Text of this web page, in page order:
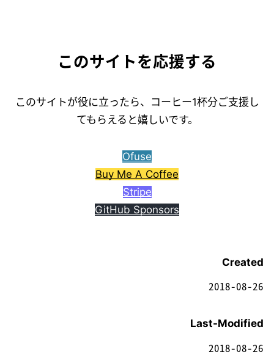
このサイトを応援する
このサイトが役に立ったら、コーヒー1杯分ご支援し
てもらえると嬉しいです。
Ofuse
Buy Me A Coffee
Stripe
GitHub Sponsors
Created
2018-08-26
Last-Modified
2018-08-26